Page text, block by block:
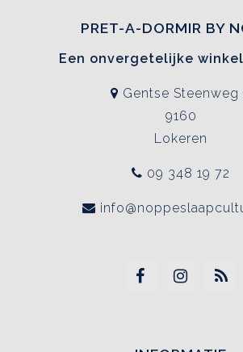
PRET-A-DORMIR BY
Een onvergetelijke
Gentse Steenweg
9160
Lokeren
09 348 19 72